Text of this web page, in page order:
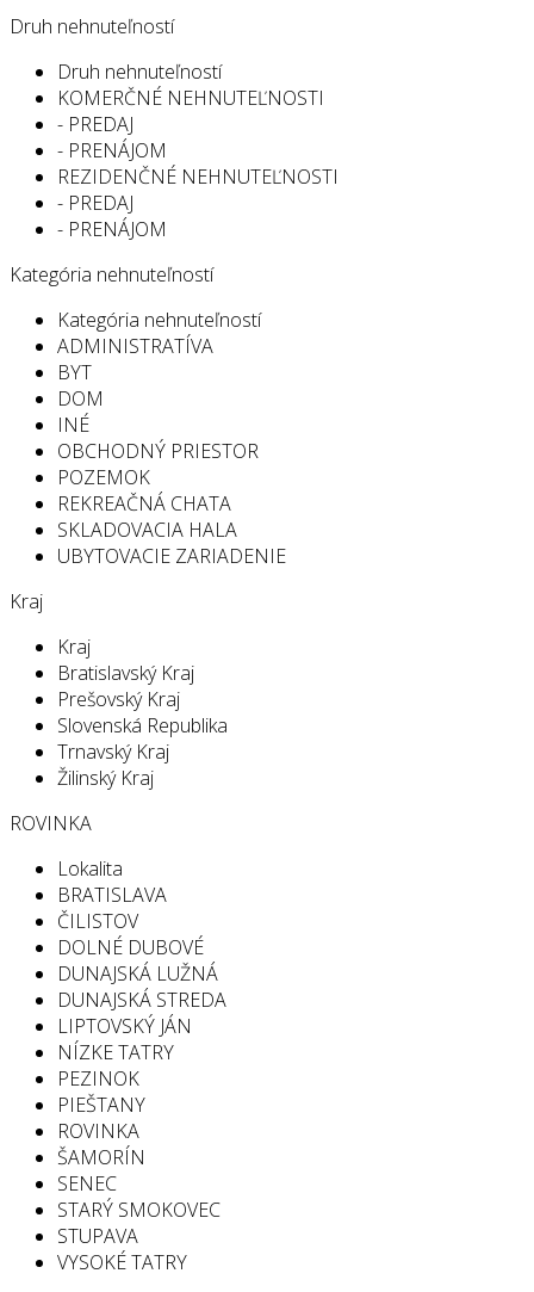
Druh nehnuteľností
Druh nehnuteľností
KOMERČNÉ NEHNUTEĽNOSTI
- PREDAJ
- PRENÁJOM
REZIDENČNÉ NEHNUTEĽNOSTI
- PREDAJ
- PRENÁJOM
Kategória nehnuteľností
Kategória nehnuteľností
ADMINISTRATÍVA
BYT
DOM
INÉ
OBCHODNÝ PRIESTOR
POZEMOK
REKREAČNÁ CHATA
SKLADOVACIA HALA
UBYTOVACIE ZARIADENIE
Kraj
Kraj
Bratislavský Kraj
Prešovský Kraj
Slovenská Republika
Trnavský Kraj
Žilinský Kraj
ROVINKA
Lokalita
BRATISLAVA
ČILISTOV
DOLNÉ DUBOVÉ
DUNAJSKÁ LUŽNÁ
DUNAJSKÁ STREDA
LIPTOVSKÝ JÁN
NÍZKE TATRY
PEZINOK
PIEŠTANY
ROVINKA
ŠAMORÍN
SENEC
STARÝ SMOKOVEC
STUPAVA
VYSOKÉ TATRY